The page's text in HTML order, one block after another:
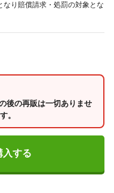
り賠償請求・処罰の対象とな
後の再販は一切ありませ
。
入する